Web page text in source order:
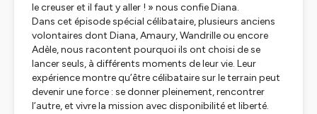
le creuser et il faut y aller ! » nous confie Diana.
Dans cet épisode spécial célibataire, plusieurs anciens
volontaires dont Diana, Amaury, Wandrille ou encore
Adèle, nous racontent pourquoi ils ont choisi de se
lancer seuls, à différents moments de leur vie. Leur
expérience montre qu’être célibataire sur le terrain peut
devenir une force : se donner pleinement, rencontrer
l’autre, et vivre la mission avec disponibilité et liberté.